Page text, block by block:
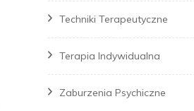
Techniki Terapeutyczne
Terapia Indywidualna
Zaburzenia Psychiczne